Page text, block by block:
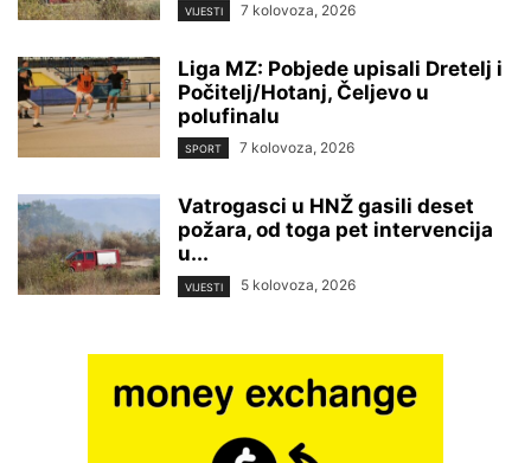
VIJESTI 7 kolovoza, 2026
Liga MZ: Pobjede upisali Dretelj i
Počitelj/Hotanj, Čeljevo u
polufinalu
SPORT 7 kolovoza, 2026
Vatrogasci u HNŽ gasili deset
požara, od toga pet intervencija
u...
VIJESTI 5 kolovoza, 2026